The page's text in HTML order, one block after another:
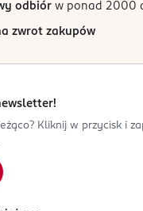
odbiór w ponad 2000
zwrot zakupów
Kliknij w przycisk i